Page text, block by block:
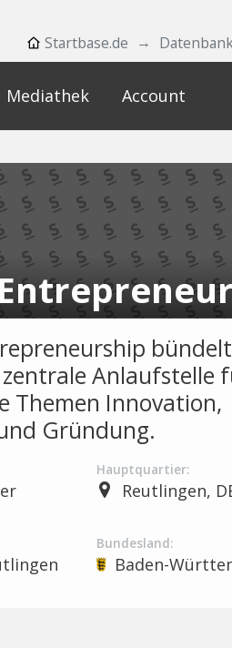
Startbase.de
Mediathek Account
Anlaufstelle
Themen Innovation,
Gründung.
Hauptquartier:
Reutlingen,
Bundesland:
Baden-